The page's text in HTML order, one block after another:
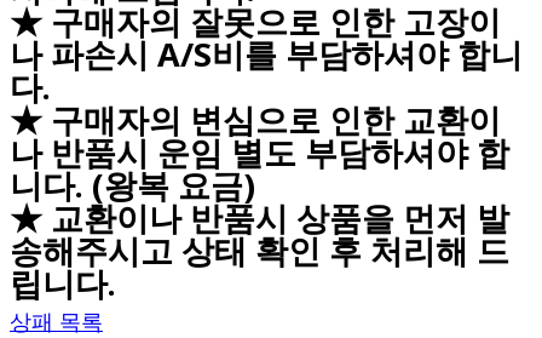
★ 구매자의 잘못으로 인한 고장이
나 파손시 A/S비를 부담하셔야 합니
다.
★ 구매자의 변심으로 인한 교환이
나 반품시 운임 별도 부담하셔야 합
니다. (왕복 요금)
★ 교환이나 반품시 상품을 먼저 발
송해주시고 상태 확인 후 처리해 드
립니다.
상패 목록